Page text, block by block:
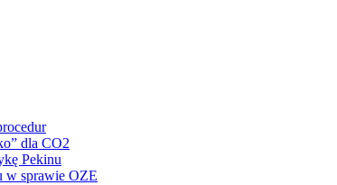
dla CO2
Pekinu
w sprawie OZE